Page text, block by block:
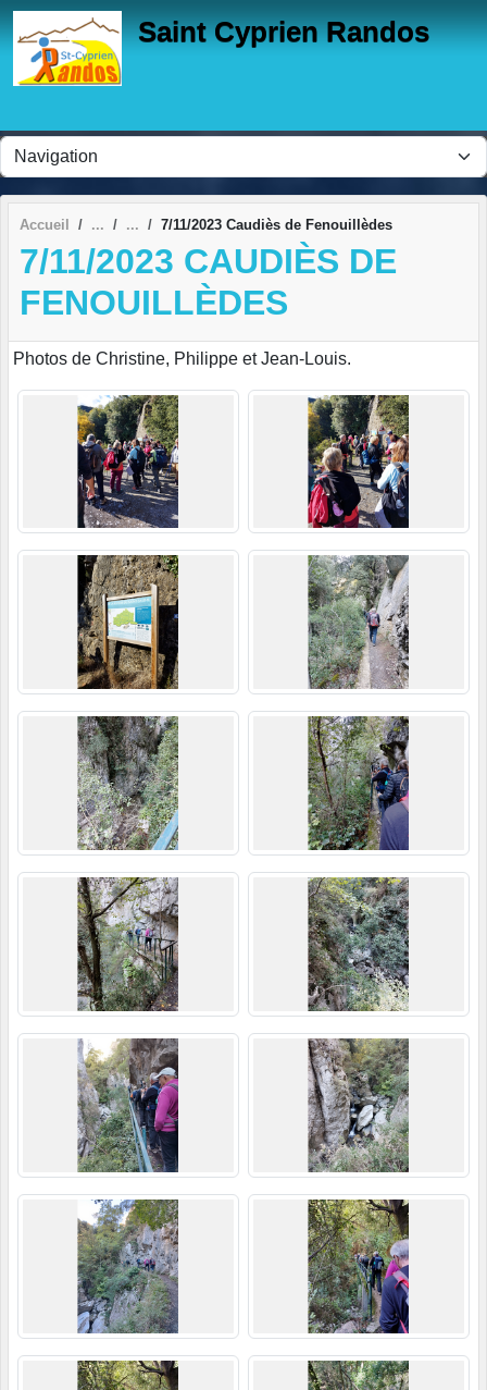
Saint Cyprien Randos
Accueil 7/11/2023 Caudiès de Fenouillèdes
7/11/2023 CAUDIÈS DE
FENOUILLÈDES
Photos de Christine, Philippe et Jean-Louis.
Panneau de gestion des cookies